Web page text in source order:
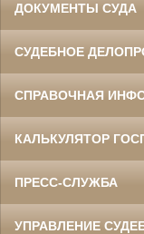
ДОКУМЕНТЫ СУДА
СУДЕБНОЕ
СПРАВОЧНАЯ
КАЛЬКУЛЯТОР
ПРЕСС-СЛУЖБА
УПРАВЛЕНИЕ